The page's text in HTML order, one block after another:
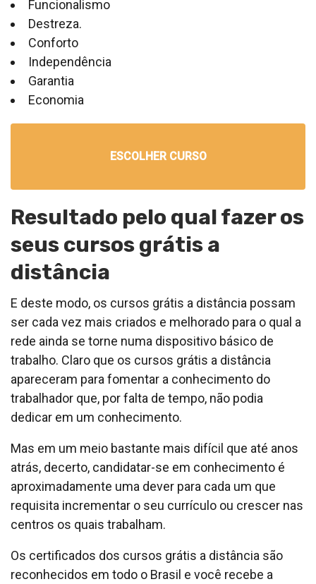
Funcionalismo
Destreza.
Conforto
Independência
Garantia
Economia
ESCOLHER CURSO
Resultado pelo qual fazer os
seus cursos grátis a
distância
E deste modo, os cursos grátis a distância possam
ser cada vez mais criados e melhorado para o qual a
rede ainda se torne numa dispositivo básico de
trabalho. Claro que os cursos grátis a distância
apareceram para fomentar a conhecimento do
trabalhador que, por falta de tempo, não podia
dedicar em um conhecimento.
Mas em um meio bastante mais difícil que até anos
atrás, decerto, candidatar-se em conhecimento é
aproximadamente uma dever para cada um que
requisita incrementar o seu currículo ou crescer nas
centros os quais trabalham.
Os certificados dos cursos grátis a distância são
reconhecidos em todo o Brasil e você recebe a